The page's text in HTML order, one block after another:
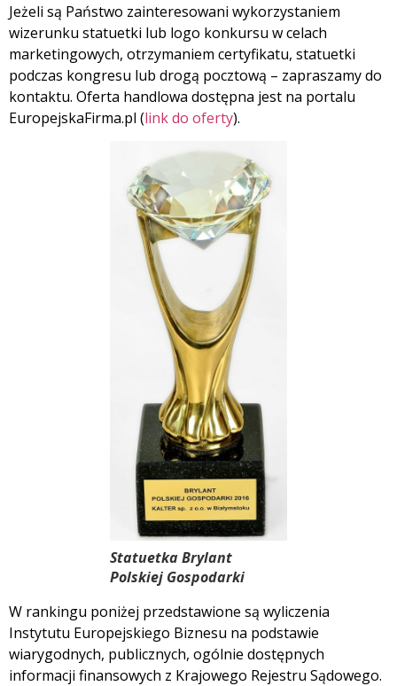
Jeżeli są Państwo zainteresowani wykorzystaniem
wizerunku statuetki lub logo konkursu w celach
marketingowych, otrzymaniem certyfikatu, statuetki
podczas kongresu lub drogą pocztową – zapraszamy do
kontaktu. Oferta handlowa dostępna jest na portalu
EuropejskaFirma.pl (link do oferty).
Statuetka Brylant
Polskiej Gospodarki
W rankingu poniżej przedstawione są wyliczenia
Instytutu Europejskiego Biznesu na podstawie
wiarygodnych, publicznych, ogólnie dostępnych
informacji finansowych z Krajowego Rejestru Sądowego.